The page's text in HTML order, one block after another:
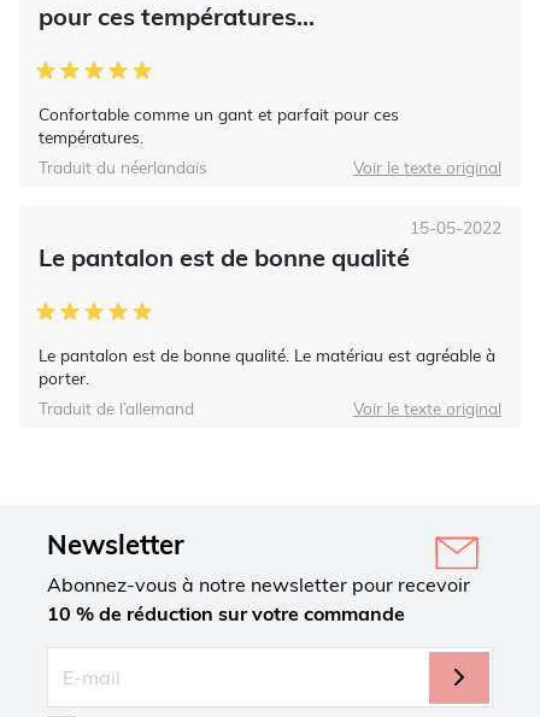
pour ces températures...
Confortable comme un gant et parfait pour ces
températures.
Traduit du néerlandais Voir le texte original
Le pantalon est de bonne qualité
Le pantalon est de bonne qualité. Le matériau est agréable à
porter.
15-05-2022
Traduit de l’allemand Voir le texte original
Newsletter
Abonnez-vous à notre newsletter pour recevoir
10 % de réduction sur votre commande